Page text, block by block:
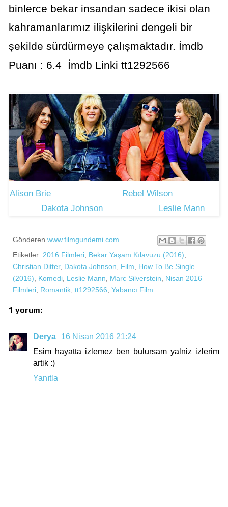
binlerce bekar insandan sadece ikisi olan
kahramanlarımız ilişkilerini dengeli bir
şekilde sürdürmeye çalışmaktadır. İmdb
Puanı : 6.4 İmdb Linki tt1292566
Alison Brie Rebel Wilson
Dakota Johnson Leslie Mann
Gönderen www.filmgundemi.com
Etiketler: 2016 Filmleri Bekar Yaşam Kılavuzu (2016)
Christian Ditter, Dakota Johnson Film
How To Be Single
(2016)
Komedi Leslie Mann Marc Silverstein
Nisan 2016
Filmleri Romantik tt1292566 Yabancı Film
1 yorum:
Derya
16 Nisan 2016 21:24
Esim hayatta izlemez ben bulursam yalniz izlerim
artik :)
Yanıtla